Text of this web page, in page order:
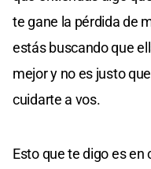
te gane la pérdida de
estás buscando que
mejor y no es justo
cuidarte a vos.
Esto que te digo es en